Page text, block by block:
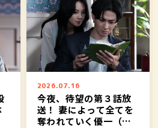
2026.07.16
今夜、待望の第３話放
送！ 妻によって全てを
奪われていく優一（古